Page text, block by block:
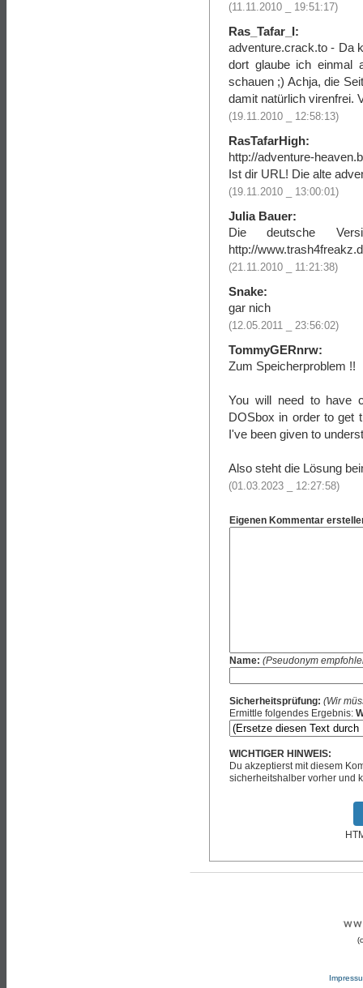
(11.11.2010 _ 19:51:17)
Ras_Tafar_I:
adventure.crack.to - Da
dort glaube ich einmal
schauen ;) Achja, die
damit natürlich virenfrei.
(19.11.2010 _ 12:58:13)
RasTafarHigh:
http://adventure-
Ist dir URL! Die alte
(19.11.2010 _ 13:00:01)
Julia Bauer:
Die deutsche
http://
(21.11.2010 _ 11:21:38)
Snake:
gar nich
(12.05.2011 _ 23:56:02)
TommyGERnrw:
Zum Speicherproblem !!
You will need to have
DOSbox in order to get
I've been given to
Also steht die Lösung
(01.03.2023 _ 12:27:58)
Eigenen Kommentar
Name: (Pseudonym
Sicherheitsprüfung: (Wir
Ermittle folgendes Ergebnis:
WICHTIGER HINWEIS:
Du akzeptierst mit diesem
sicherheitshalber vorher und